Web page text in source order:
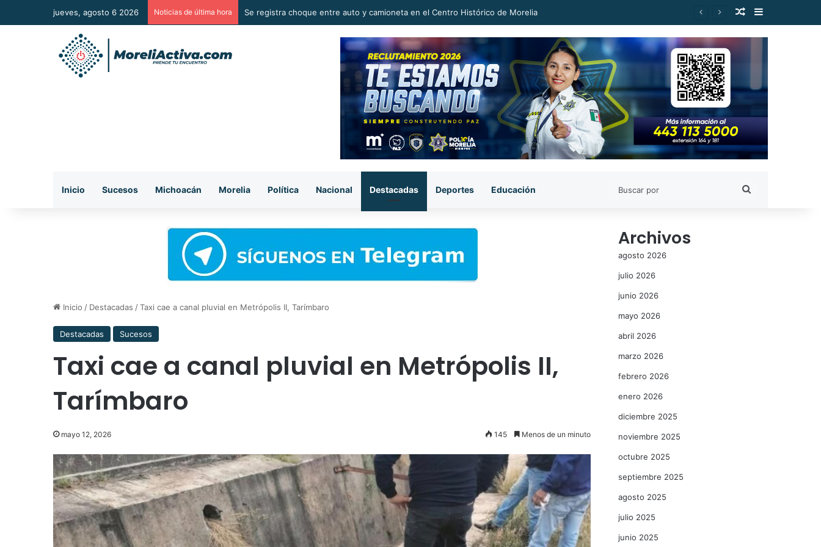
jueves, agosto 6 2026 Noticias de última hora Mezcal michoacano tiene potencial para conquistar mercados internacionales: Gilberto Morelos Publicación al
Barra lateral
Inicio Sucesos Michoacán Morelia Política Nacional Destacadas Deportes Educación
Inicio / Destacadas /Taxi cae a canal pluvial en Metrópolis II, Tarímbaro
Destacadas Sucesos
Taxi cae a canal pluvial en Metrópolis II,
Tarímbaro
mayo 12, 2026 145 Menos de un minuto
Archivos
agosto 2026
julio 2026
junio 2026
mayo 2026
abril 2026
marzo 2026
febrero 2026
enero 2026
diciembre 2025
noviembre 2025
octubre 2025
septiembre 2025
agosto 2025
julio 2025
junio 2025